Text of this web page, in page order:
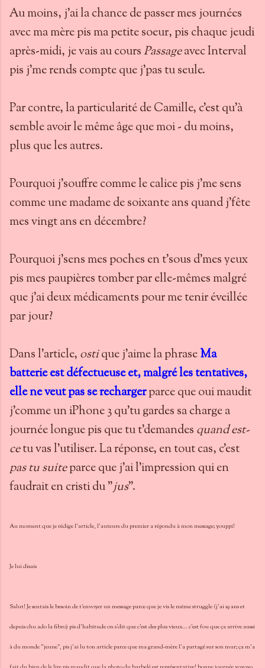
Au moins, j'ai la chance de passer mes journées
avec ma mère pis ma petite soeur, pis chaque jeudi
après-midi, je vais au coursPassageavec Interval
pis j'me rends compte que j'pas tu seule.
Par contre, la particularité de Camille, c'est qu'à
semble avoir le même âge que moi - du moins,
plus que les autres.
Pourquoi j'souffre comme le calice pis j'me sens
comme une madame de soixante ans quand j'fête
mes vingt ans en décembre?
Pourquoi j'sens mes poches en t'sous d'mes yeux
pis mes paupières tomber par elle-mêmes malgré
que j'ai deux médicaments pour me tenir éveillée
par jour?
Dans l'article, ostique j'aime la phraseMa
batterie est défectueuse et, malgré les tentatives,
elle ne veut pas se rechargerparce que oui maudit
j'comme un iPhone 3 qu'tu gardes sa charge a
journée longue pis que tu t'demandes quand est-
cetu vas l'utiliser. La réponse, en tout cas, c'est
pas tu suiteparce que j'ai l'impression qui en
faudrait en cristi du "jus".
Au moment que je rédige l'article, l'auteure du premier a répondu à mon message; youppi!
Je lui disais
Salut! Je sentais le besoin de t'envoyer un message parce que je vis le même struggle (j'ai 19 ans et
depuis chu ado la fibro) pis d'habitude on s'dit que c'est des plus vieux... c'est fou que ça arrive aussi
à du monde "jeune", pis j'ai lu ton article parce que ma grand-mère l'a partagé sur son mur; ça m'a